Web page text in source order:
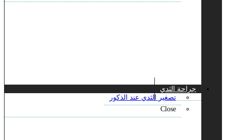
جراحة الثدي
تصغير الثدي عند الذكور
Close